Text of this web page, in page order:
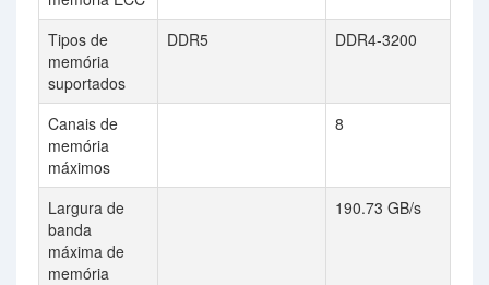
Tipos de
memória
suportados
DDR5 DDR4-3200
Canais de
memória
máximos
8
Largura de
banda
máxima de
memória
190.73 GB/s